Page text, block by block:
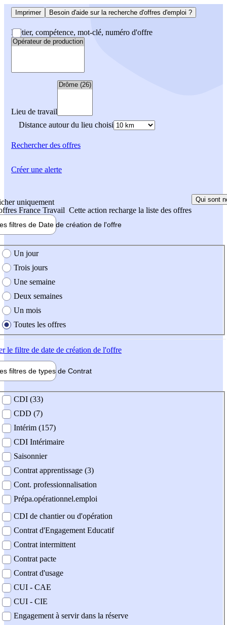
Imprimer Besoin d'aide sur la recherche d'offres d'emploi ?
Métier, compétence, mot-clé, numéro d'offre
Lieu de travail
Distance autour du lieu choisi
Rechercherdes offres
uniquement
France Travail Cette action recharge la liste des offres
Qui sont
filtres de Date de création de l'offre
création de l'offre
Un jour
Trois jours
Une semaine
Deux semaines
Un mois
Toutes les offres
le filtre de date de création de l'offre
filtres de types de Contrat
contrat
CDI (33)
CDD (7)
Intérim (157)
CDI Intérimaire
Saisonnier
Contrat apprentissage (3)
Cont. professionnalisation
Prépa.opérationnel.emploi
CDI de chantier ou d'opération
Contrat d'Engagement Educatif
Contrat intermittent
Contrat pacte
Contrat d'usage
CUI - CAE
CUI - CIE
Engagement à servir dans la réserve
Créer une alerte